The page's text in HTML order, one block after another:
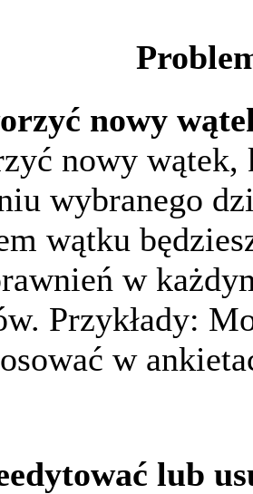
nowy
nowy
wybranego
wątku
w
Przykłady:
w
lub